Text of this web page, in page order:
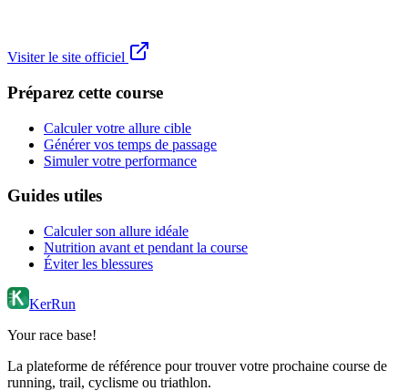
Visiter le site officiel
Préparez cette course
Calculer votre allure cible
Générer vos temps de passage
Simuler votre performance
Guides utiles
Calculer son allure idéale
Nutrition avant et pendant la course
Éviter les blessures
KerRun
Your race base!
La plateforme de référence pour trouver votre prochaine course de
running, trail, cyclisme ou triathlon.